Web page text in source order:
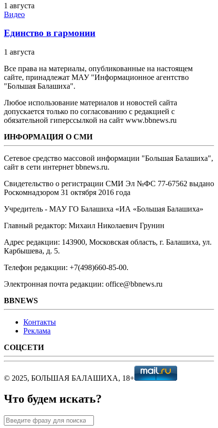
1 августа
Видео
Единство в гармонии
1 августа
Все права на материалы, опубликованные на настоящем
сайте, принадлежат МАУ "Информационное агентство
"Большая Балашиха".
Любое использование материалов и новостей сайта
допускается только по согласованию с редакцией с
обязательной гиперссылкой на сайт www.bbnews.ru
ИНФОРМАЦИЯ О СМИ
Сетевое средство массовой информации "Большая Балашиха",
сайт в сети интернет bbnews.ru.
Свидетельство о регистрации СМИ Эл №ФС ‎77-67562 выдано
Роскомнадзором 31 октября 2016 года
Учредитель - МАУ ГО Балашиха «ИА «Большая Балашиха»
Главный редактор: Михаил Николаевич Грунин
Адрес редакции: 143900, Московская область, г. Балашиха, ул.
Карбышева, д. 5.
Телефон редакции: +7(498)660-85-00.
Электронная почта редакции: office@bbnews.ru
BBNEWS
Контакты
Реклама
СОЦСЕТИ
© 2025, БОЛЬШАЯ БАЛАШИХА, 18+
Что будем искать?